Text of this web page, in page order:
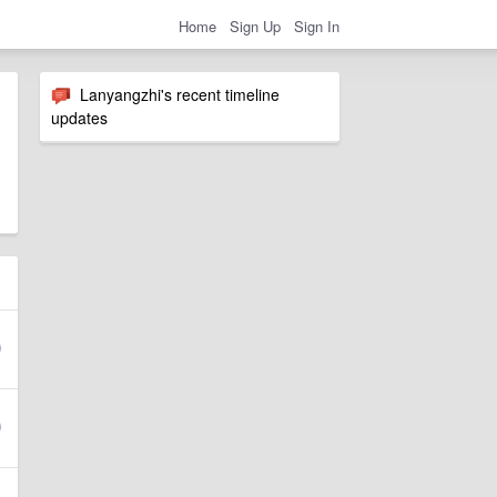
Home Sign Up Sign In
Lanyangzhi's recent timeline
updates